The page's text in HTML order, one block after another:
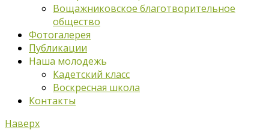
Вощажниковское благотворительное
общество
Фотогалерея
Публикации
Наша молодежь
Кадетский класс
Воскресная школа
Контакты
Наверх